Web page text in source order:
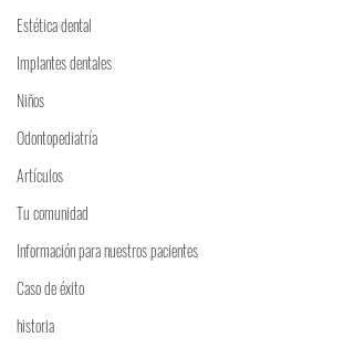
Estética dental
Implantes dentales
Niños
Odontopediatría
Artículos
Tu comunidad
Información para nuestros pacientes
Caso de éxito
historia